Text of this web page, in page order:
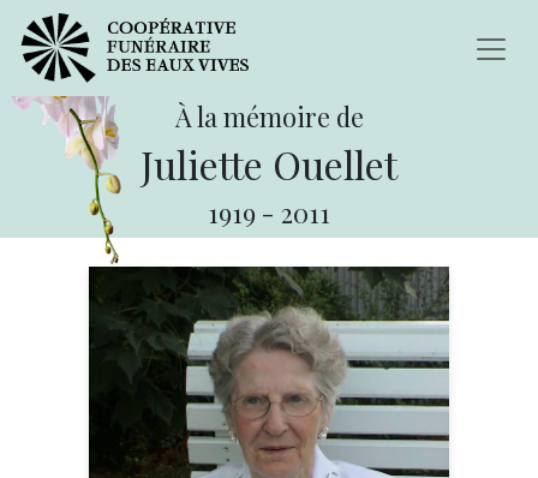
À la mémoire de
Juliette Ouellet
1919 - 2011